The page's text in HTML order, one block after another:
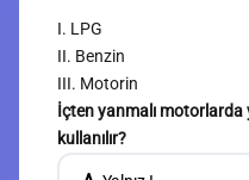
I. LPG
II. Benzin
III. Motorin
İçten yanmalı motorlarda
kullanılır?